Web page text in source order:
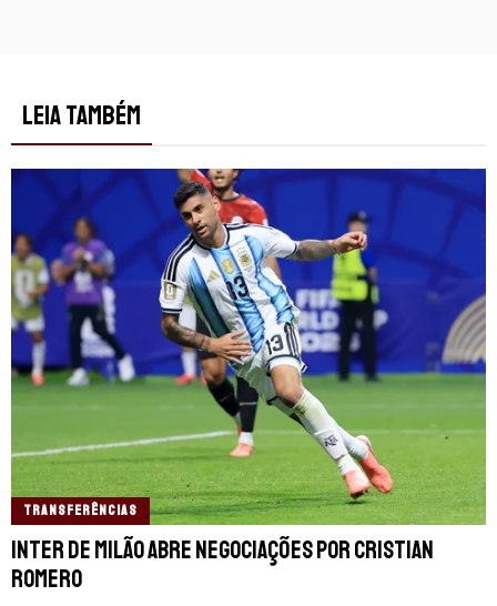
LEIA TAMBÉM
TRANSFERÊNCIAS
Inter de Milão abre negociações por Cristian
Romero